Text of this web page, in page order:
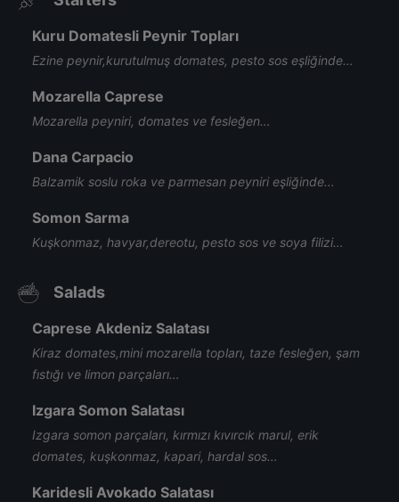
Kuru Domatesli Peynir Topları
Ezine peynir,kurutulmuş domates, pesto sos eşliğinde…
Mozarella Caprese
Mozarella peyniri, domates ve fesleğen…
Dana Carpacio
Balzamik soslu roka ve parmesan peyniri eşliğinde…
Somon Sarma
Kuşkonmaz, havyar,dereotu, pesto sos ve soya filizi…
Salads
Caprese Akdeniz Salatası
Kiraz domates,mini mozarella topları, taze fesleğen, şam
fıstığı ve limon parçaları…
Izgara Somon Salatası
Izgara somon parçaları, kırmızı kıvırcık marul, erik
domates, kuşkonmaz, kapari, hardal sos…
Karidesli Avokado Salatası